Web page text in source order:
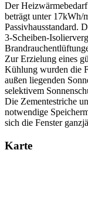
Der
beträgt unter 17kWh/
Passivhausstandard.
3-Scheiben-
Zur Erzielung eines
Kühlung wurden die
außen liegenden
selektivem
Die Zementestriche
notwendige
sich die Fenster
Karte